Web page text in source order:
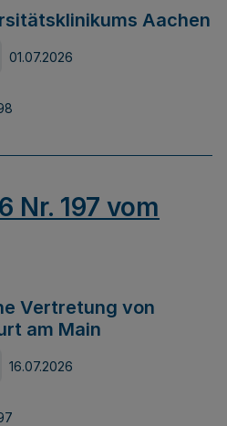
Aachen
01.07.2026
Nr. 197 vom
Vertretung von
am Main
16.07.2026